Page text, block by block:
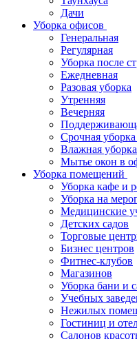
Дачи
Уборка офисов
Генеральная
Регулярная
Уборка после
Ежедневная
Разовая уборка
Утренняя
Вечерняя
Срочная
Влажная
Мытье окон в
Уборка помещений
Уборка кафе и
Уборка на
Медицинские
Детских садов
Торговые
Бизнес центров
Фитнес-клубов
Магазинов
Уборка бани и
Учебных
Нежилых
Гостиниц и
Салонов